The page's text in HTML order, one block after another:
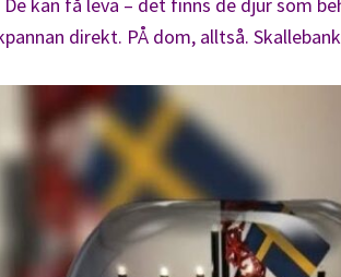
direkt. PÅ dom, alltså.